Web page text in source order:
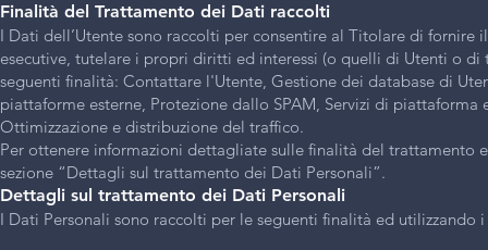
Finalità del Trattamento dei Dati raccolti
I Dati dell’Utente sono raccolti per consentire al Titolare di
esecutive, tutelare i propri diritti ed interessi (o quelli di Utenti o
seguenti finalità: Contattare l'Utente, Gestione dei database di
piattaforme esterne, Protezione dallo SPAM, Servizi di
Ottimizzazione e distribuzione del traffico.
Per ottenere informazioni dettagliate sulle finalità del trattamento
sezione “Dettagli sul trattamento dei Dati Personali”.
Dettagli sul trattamento dei Dati Personali
I Dati Personali sono raccolti per le seguenti finalità ed utilizzando i